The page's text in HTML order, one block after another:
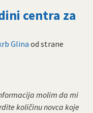
centra za
Glina od strane
molim da mi
količinu novca koje